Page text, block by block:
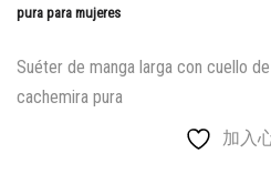
pura para mujeres
Suéter de manga larga con cuello
cachemira pura
加入